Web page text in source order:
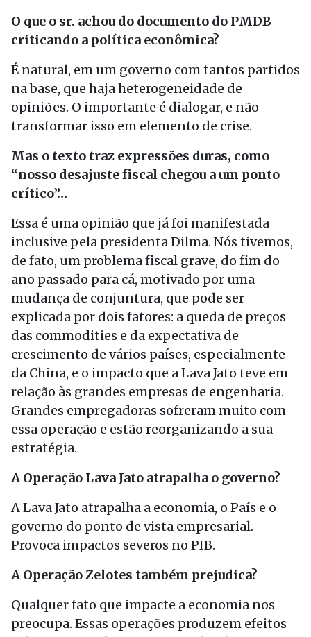
O que o sr. achou do documento do PMDB
criticando a política econômica?
É natural, em um governo com tantos partidos
na base, que haja heterogeneidade de
opiniões. O importante é dialogar, e não
transformar isso em elemento de crise.
Mas o texto traz expressões duras, como
“nosso desajuste fiscal chegou a um ponto
crítico”…
Essa é uma opinião que já foi manifestada
inclusive pela presidenta Dilma. Nós tivemos,
de fato, um problema fiscal grave, do fim do
ano passado para cá, motivado por uma
mudança de conjuntura, que pode ser
explicada por dois fatores: a queda de preços
das commodities e da expectativa de
crescimento de vários países, especialmente
da China, e o impacto que a Lava Jato teve em
relação às grandes empresas de engenharia.
Grandes empregadoras sofreram muito com
essa operação e estão reorganizando a sua
estratégia.
A Operação Lava Jato atrapalha o governo?
A Lava Jato atrapalha a economia, o País e o
governo do ponto de vista empresarial.
Provoca impactos severos no PIB.
A Operação Zelotes também prejudica?
Qualquer fato que impacte a economia nos
preocupa. Essas operações produzem efeitos